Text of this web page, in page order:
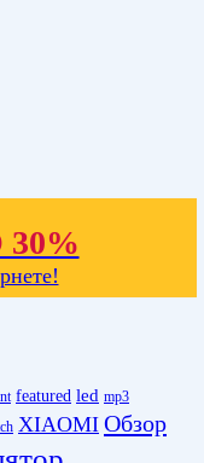
featured led mp3
XIAOMI Обзор